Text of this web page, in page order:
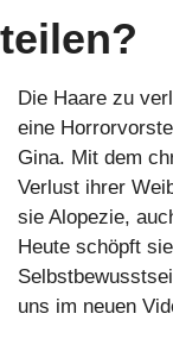
teilen?
Die Haare zu
eine
Gina. Mit dem
Verlust ihrer
sie Alopezie,
Heute schöpft
uns im neuen